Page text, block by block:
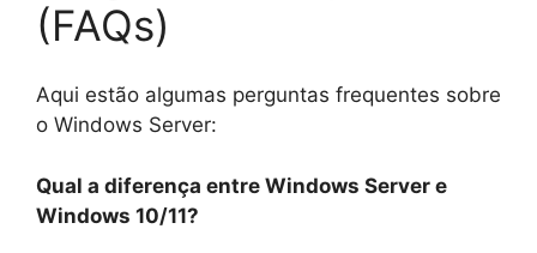
(FAQs)
Aqui estão algumas perguntas frequentes sobre
o Windows Server:
Qual a diferença entre Windows Server e
Windows 10/11?